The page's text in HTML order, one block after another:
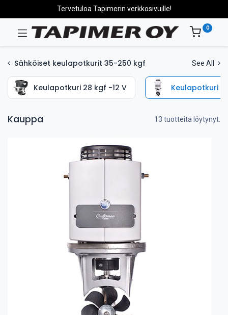
Tervetuloa Tapimerin verkkosivuille!
0
Sähköiset keulapotkurit 35-250 kgf See All
Keulapotkuri 28 kgf -12 V Keulapotkuri
Kauppa 13 tuotteita löytynyt.